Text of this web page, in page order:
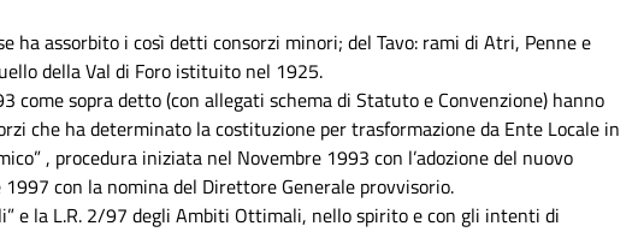
ha assorbito i così detti consorzi minori; del Tavo: rami di Atri, Penne e
della Val di Foro istituito nel 1925.
come sopra detto (con allegati schema di Statuto e Convenzione) hanno
che ha determinato la costituzione per trasformazione da Ente Locale in
, procedura iniziata nel Novembre 1993 con l’adozione del nuovo
con la nomina del Direttore Generale provvisorio.
e la L.R. 2/97 degli Ambiti Ottimali, nello spirito e con gli intenti di